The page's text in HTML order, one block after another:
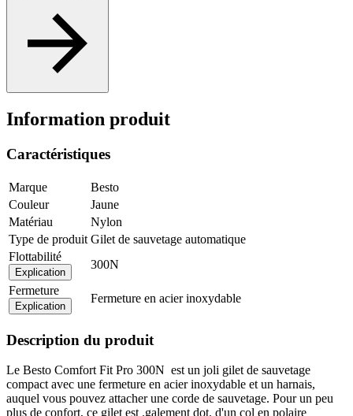
Information produit
Caractéristiques
Marque
Besto
Couleur
Jaune
Matériau
Nylon
Type de produit Gilet de sauvetage automatique
Flottabilité
Explication
300N
Fermeture
Explication
Fermeture en acier inoxydable
Description du produit
Le Besto Comfort Fit Pro 300N est un joli gilet de sauvetage
compact avec une fermeture en acier inoxydable et un harnais,
auquel vous pouvez attacher une corde de sauvetage. Pour un peu
plus de confort, ce gilet est .galement dot. d'un col en polaire